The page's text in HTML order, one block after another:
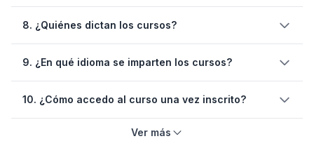
8. ¿Quiénes dictan los cursos?
9. ¿En qué idioma se imparten los cursos?
10. ¿Cómo accedo al curso una vez inscrito?
Ver más